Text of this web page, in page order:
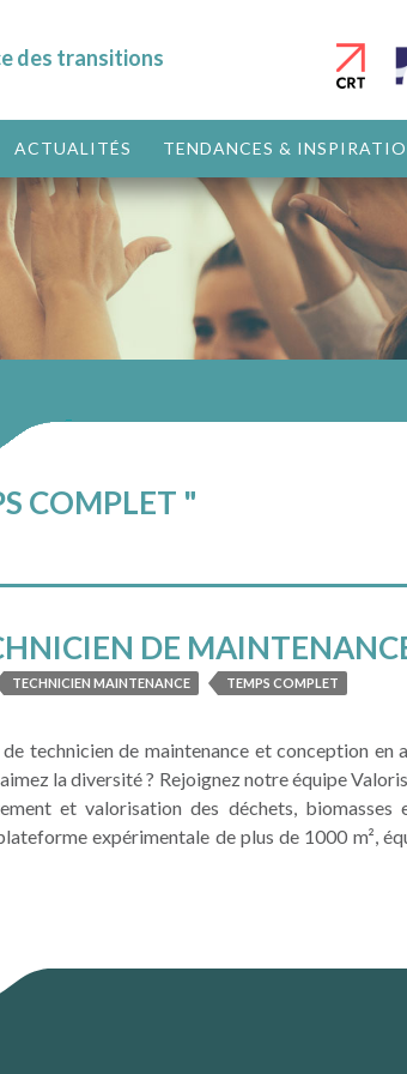
des transitions
ACTUALITÉS TENDANCES &
COMPLET "
DE
TECHNICIEN MAINTENANCE TEMPS COMPLET
technicien de maintenance et conception en
la diversité ? Rejoignez notre équipe
et valorisation des déchets, biomasses
expérimentale de plus de 1000 m²,